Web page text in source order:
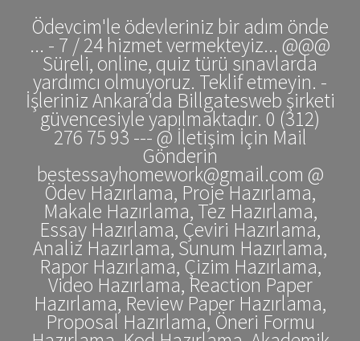
Ödevcim'le ödevleriniz bir adım önde
... - 7 / 24 hizmet vermekteyiz... @@@
Süreli, online, quiz türü sınavlarda
yardımcı olmuyoruz. Teklif etmeyin. -
İşleriniz Ankara'da Billgatesweb şirketi
güvencesiyle yapılmaktadır. 0 (312)
276 75 93 --- @ İletişim İçin Mail
Gönderin
bestessayhomework@gmail.com @
Ödev Hazırlama, Proje Hazırlama,
Makale Hazırlama, Tez Hazırlama,
Essay Hazırlama, Çeviri Hazırlama,
Analiz Hazırlama, Sunum Hazırlama,
Rapor Hazırlama, Çizim Hazırlama,
Video Hazırlama, Reaction Paper
Hazırlama, Review Paper Hazırlama,
Proposal Hazırlama, Öneri Formu